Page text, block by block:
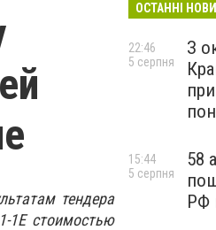
тендера
1Е стоимостью
ОСТАННІ
З
22:46
5 серпня
58
РФ
15:44
5 серпня